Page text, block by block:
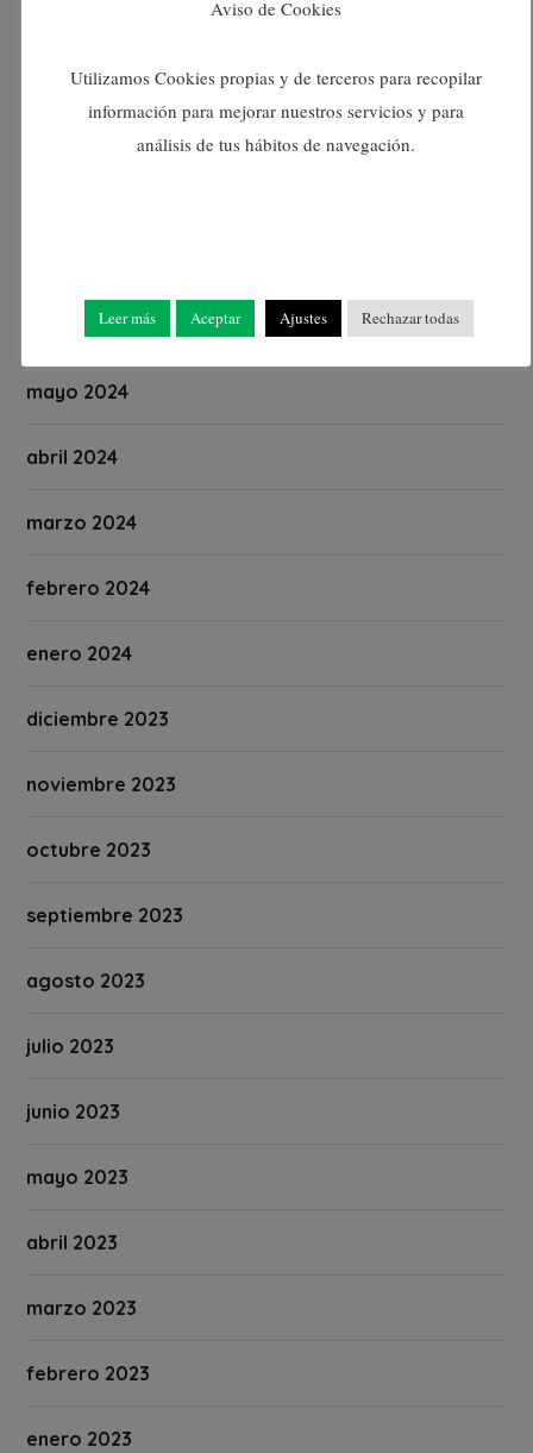
junio 2024
mayo 2024
abril 2024
marzo 2024
febrero 2024
enero 2024
diciembre 2023
noviembre 2023
octubre 2023
septiembre 2023
agosto 2023
julio 2023
junio 2023
mayo 2023
abril 2023
marzo 2023
febrero 2023
enero 2023
Aviso de Cookies
Utilizamos Cookies propias y de terceros para recopilar
información para mejorar nuestros servicios y para
análisis de tus hábitos de navegación.
Leer más Aceptar Ajustes Rechazar todas